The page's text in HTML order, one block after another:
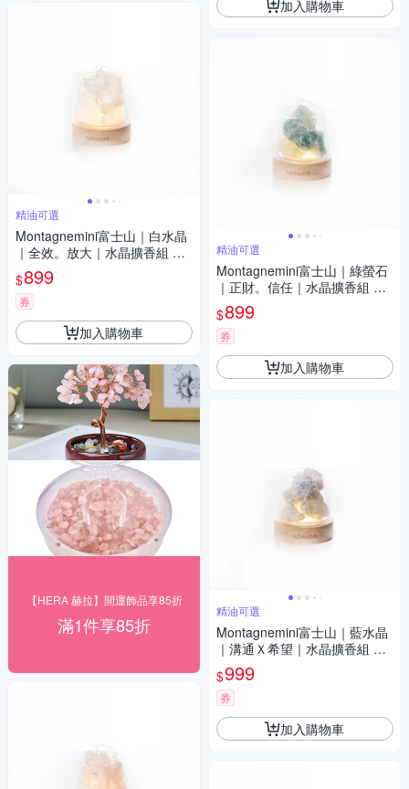
精油可選
Montagnemini富士山｜白水晶
｜全效。放大｜水晶擴香組 精
油可選
$899
券
加入購物車
【HERA 赫拉】開運飾品享85折
滿1件享85折
加入購物車
精油可選
Montagnemini富士山｜綠螢石
｜正財。信任｜水晶擴香組 精
油可選
$899
券
加入購物車
精油可選
Montagnemini富士山｜藍水晶
｜溝通Ｘ希望｜水晶擴香組 精
油可選
$999
券
加入購物車